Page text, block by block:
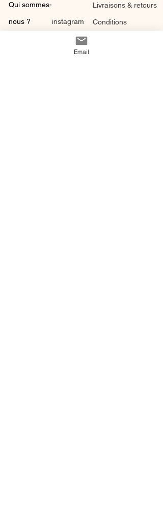
Qui sommes-
nous ? instagram
Livraisons & retours
Conditions
Email